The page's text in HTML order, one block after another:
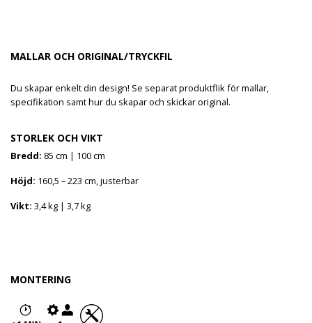
MALLAR OCH ORIGINAL/TRYCKFIL
Du skapar enkelt din design! Se separat produktflik för mallar,
specifikation samt hur du skapar och skickar original.
STORLEK OCH VIKT
Bredd: 85 cm | 100 cm
Höjd: 160,5 – 223 cm, justerbar
Vikt: 3,4 kg | 3,7 kg
MONTERING